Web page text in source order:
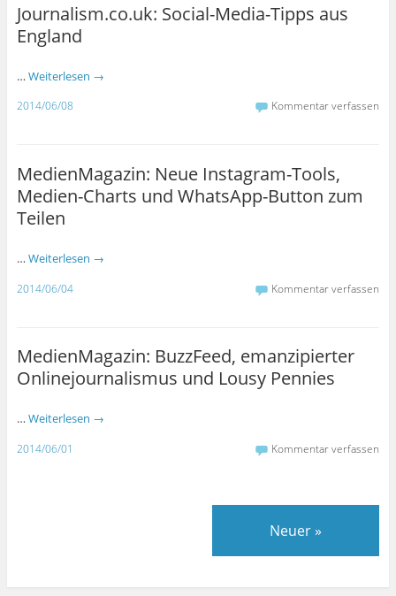
Journalism.co.uk: Social-Media-Tipps aus
England
… Weiterlesen →
2014/06/08 Kommentar verfassen
MedienMagazin: Neue Instagram-Tools,
Medien-Charts und WhatsApp-Button zum
Teilen
… Weiterlesen →
2014/06/04 Kommentar verfassen
MedienMagazin: BuzzFeed, emanzipierter
Onlinejournalismus und Lousy Pennies
… Weiterlesen →
2014/06/01 Kommentar verfassen
Neuer»